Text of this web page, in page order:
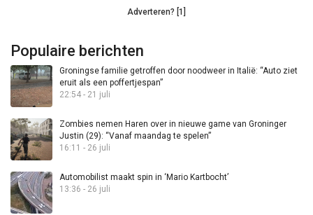
Adverteren? [1]
Populaire berichten
Groningse familie getroffen door noodweer in Italië: “Auto ziet
eruit als een poffertjespan”
22:54 - 21 juli
Zombies nemen Haren over in nieuwe game van Groninger
Justin (29): “Vanaf maandag te spelen”
16:11 - 26 juli
Automobilist maakt spin in ‘Mario Kartbocht’
13:36 - 26 juli